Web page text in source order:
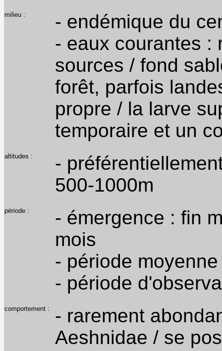
milieu :
- endémique du
- eaux courantes :
sources / fond
forêt, parfois
propre / la larve
temporaire et un
altitudes :
-
500-1000m
période :
- émergence : fin
mois
- période
- période
comportement :
- rarement
Aeshnidae / se